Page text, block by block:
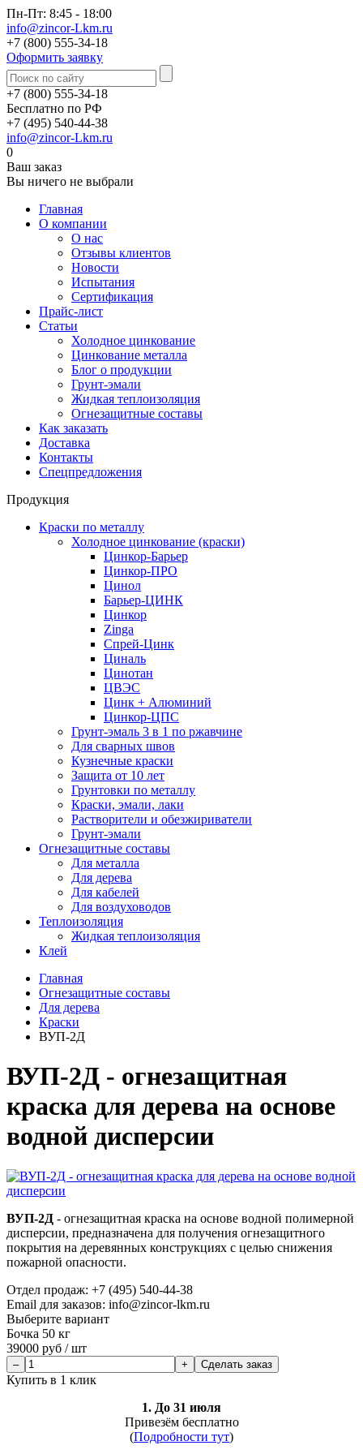
Пн-Пт: 8:45 - 18:00
info@zincor-Lkm.ru
+7 (800) 555-34-18
Оформить заявку
+7 (800) 555-34-18
Бесплатно по РФ
+7 (495) 540-44-38
info@zincor-Lkm.ru
0
Ваш заказ
Вы ничего не выбрали
Главная
О компании
О нас
Отзывы клиентов
Новости
Испытания
Сертификация
Прайс-лист
Статьи
Холодное цинкование
Цинкование металла
Блог о продукции
Грунт-эмали
Жидкая теплоизоляция
Огнезащитные составы
Как заказать
Доставка
Контакты
Спецпредложения
Продукция
Краски по металлу
Холодное цинкование (краски)
Цинкор-Барьер
Цинкор-ПРО
Цинол
Барьер-ЦИНК
Цинкор
Zinga
Спрей-Цинк
Циналь
Цинотан
ЦВЭС
Цинк + Алюминий
Цинкор-ЦПС
Грунт-эмаль 3 в 1 по ржавчине
Для сварных швов
Кузнечные краски
Защита от 10 лет
Грунтовки по металлу
Краски, эмали, лаки
Растворители и обезжириватели
Грунт-эмали
Огнезащитные составы
Для металла
Для дерева
Для кабелей
Для воздуховодов
Теплоизоляция
Жидкая теплоизоляция
Клей
Главная
Огнезащитные составы
Для дерева
Краски
ВУП-2Д
ВУП-2Д - огнезащитная
краска для дерева на основе
водной дисперсии
ВУП-2Д - огнезащитная краска на основе водной полимерной
дисперсии, предназначена для получения огнезащитного
покрытия на деревянных конструкциях с целью снижения
пожарной опасности.
Отдел продаж: +7 (495) 540-44-38
Email для заказов: info@zincor-lkm.ru
Выберите вариант
Бочка 50 кг
39000 руб /шт
Сделать заказ
Купить в 1 клик
1. До 31 июля
Привезём бесплатно
(Подробности тут)